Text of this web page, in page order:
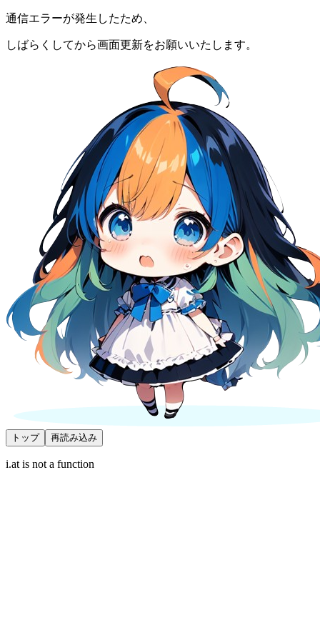
通信エラーが発生したため、
しばらくしてから画面更新をお願いいたします。
トップ 再読み込み
i.at is not a function